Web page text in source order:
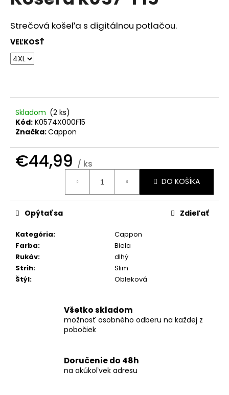
z
5
hviezdičiek.
Strečová košeľa s digitálnou potlačou.
VEĽKOSŤ
Skladom (2 ks)
Kód: K0574X000F15
Značka:Cappon
€44,99 / ks
DO KOŠÍKA
Kategória:
Cappon
Farba:
Biela
Rukáv:
dlhý
Strih:
Slim
Štýl: Obleková
Opýtať sa Zdieľať
Všetko skladom
možnosť osobného odberu na každej z
pobočiek
Doručenie do 48h
na akúkoľvek adresu
j
s
ť
?
O
o
ú
č
a
m
e